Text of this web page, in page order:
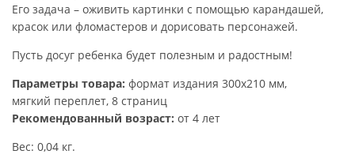
Его задача – оживить картинки с помощью карандашей,
красок или фломастеров и дорисовать персонажей.
Пусть досуг ребенка будет полезным и радостным!
Параметры товара: формат издания 300х210 мм,
мягкий переплет, 8 страниц
Рекомендованный возраст: от 4 лет
Вес: 0,04 кг.